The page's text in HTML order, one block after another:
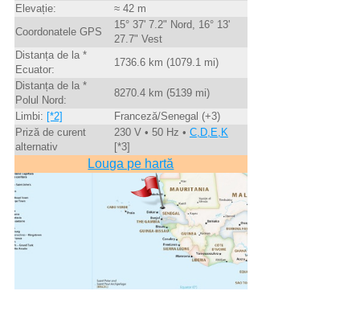
Elevație:
≈ 42 m
Coordonatele GPS
15° 37' 7.2" Nord, 16° 13'
27.7" Vest
Distanța de la *
Ecuator:
1736.6 km (1079.1 mi)
Distanța de la *
Polul Nord:
8270.4 km (5139 mi)
Limbi: [*2]
Franceză/Senegal (+3)
Priză de curent
alternativ
230 V • 50 Hz • C,D,E,K
[*3]
Louga pe hartă